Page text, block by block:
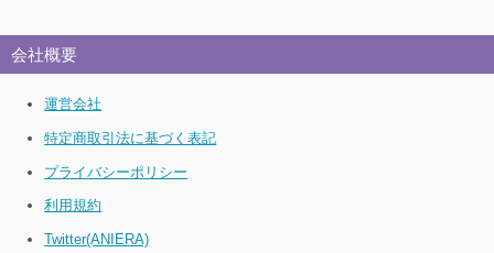
会社概要
運営会社
特定商取引法に基づく表記
プライバシーポリシー
利用規約
Twitter(ANIERA)